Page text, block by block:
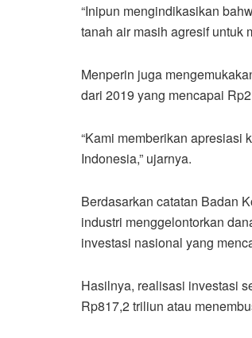
“Inipun mengindikasikan
tanah air masih agresif untuk
Menperin juga
dari 2019 yang mencapai
“Kami memberikan apresiasi
Indonesia,” ujarnya.
Berdasarkan catatan Badan
industri menggelontorkan
investasi nasional yang
Hasilnya, realisasi investasi
Rp817,2 triliun atau